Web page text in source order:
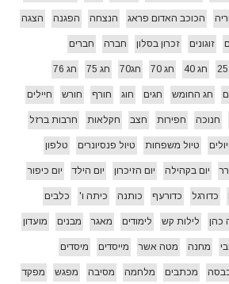
הכוכב האדום פראג הנצחה הפגנה הצגה
זוגונים זכרון בסלון חברה חברים
חג 40 חג 70 חג70 חג 75 חג 76
חג החומש חגים חוג חורף חורש חיילים
חנוכה חפירות חצב חקלאות חרבות ברזל
טיול משפחות טיול פנסיונרים טלפון
יום בקהילה יום הזיכרון יום הילד יום כיפור
כדורגל כדורעף כותנה כיתה ו' כלבים
כהן לילות קש לימודים מאגר מבנים מועדון
מחנה מטה אשר מייסדים מיסדים
מכתבים מלחמה מסיבה מפגש מפקד